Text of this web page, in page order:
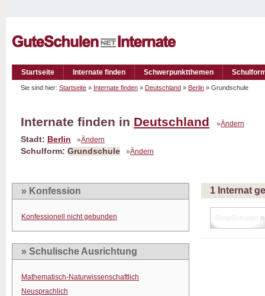
Startseite Internate finden Schwerpunktthemen
Sie sind hier: Startseite » Internate finden » Deutschland » Berlin » Grundschule
Internate finden in Deutschland »Ändern
Stadt: Berlin »Ändern
Schulform: Grundschule »Ändern
» Konfession
Konfessionell nicht gebunden
» Schulische Ausrichtung
Mathematisch-Naturwissenschaftlich
Neusprachlich
1 Internat